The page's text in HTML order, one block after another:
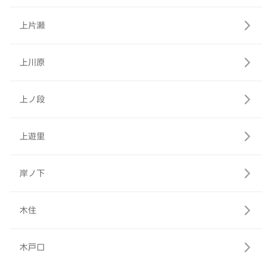
上片瀬
上川原
上ノ段
上遊里
岸ノ下
木住
木戸口